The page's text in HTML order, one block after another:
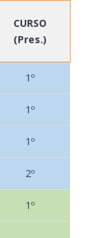
CURSO
(Pres.)
1º
1º
1º
2º
1º